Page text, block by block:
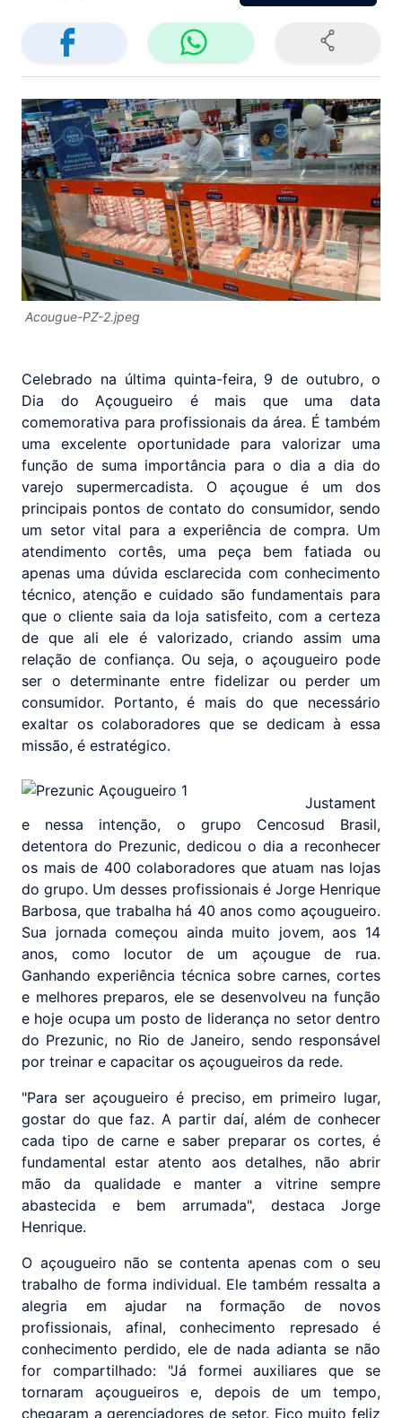
Acougue-PZ-2.jpeg
Celebrado na última quinta-feira, 9 de outubro, o
Dia do Açougueiro é mais que uma data
comemorativa para profissionais da área. É também
uma excelente oportunidade para valorizar uma
função de suma importância para o dia a dia do
varejo supermercadista. O açougue é um dos
principais pontos de contato do consumidor, sendo
um setor vital para a experiência de compra. Um
atendimento cortês, uma peça bem fatiada ou
apenas uma dúvida esclarecida com conhecimento
técnico, atenção e cuidado são fundamentais para
que o cliente saia da loja satisfeito, com a certeza
de que ali ele é valorizado, criando assim uma
relação de confiança. Ou seja, o açougueiro pode
ser o determinante entre fidelizar ou perder um
consumidor. Portanto, é mais do que necessário
exaltar os colaboradores que se dedicam à essa
missão, é estratégico.
Justament
e nessa intenção, o grupo Cencosud Brasil,
detentora do Prezunic, dedicou o dia a reconhecer
os mais de 400 colaboradores que atuam nas lojas
do grupo. Um desses profissionais é Jorge Henrique
Barbosa, que trabalha há 40 anos como açougueiro.
Sua jornada começou ainda muito jovem, aos 14
anos, como locutor de um açougue de rua.
Ganhando experiência técnica sobre carnes, cortes
e melhores preparos, ele se desenvolveu na função
e hoje ocupa um posto de liderança no setor dentro
do Prezunic, no Rio de Janeiro, sendo responsável
por treinar e capacitar os açougueiros da rede.
"Para ser açougueiro é preciso, em primeiro lugar,
gostar do que faz. A partir daí, além de conhecer
cada tipo de carne e saber preparar os cortes, é
fundamental estar atento aos detalhes, não abrir
mão da qualidade e manter a vitrine sempre
abastecida e bem arrumada", destaca Jorge
Henrique.
O açougueiro não se contenta apenas com o seu
trabalho de forma individual. Ele também ressalta a
alegria em ajudar na formação de novos
profissionais, afinal, conhecimento represado é
conhecimento perdido, ele de nada adianta se não
for compartilhado: "Já formei auxiliares que se
tornaram açougueiros e, depois de um tempo,
chegaram a gerenciadores de setor. Fico muito feliz